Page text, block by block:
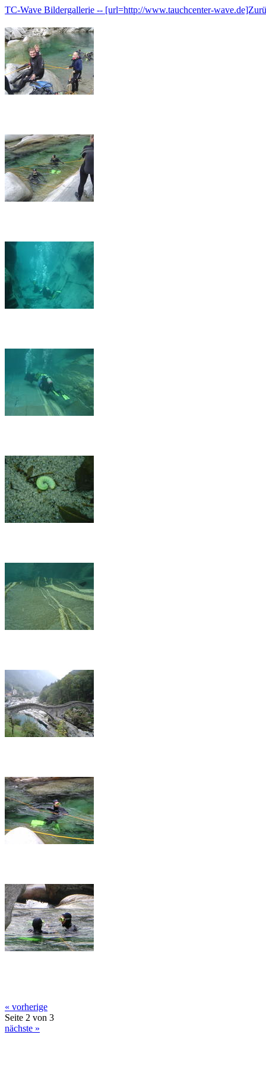
TC-Wave Bildergallerie -- [url=http://www.tauchcenter-
« vorherige
Seite 2 von 3
nächste »